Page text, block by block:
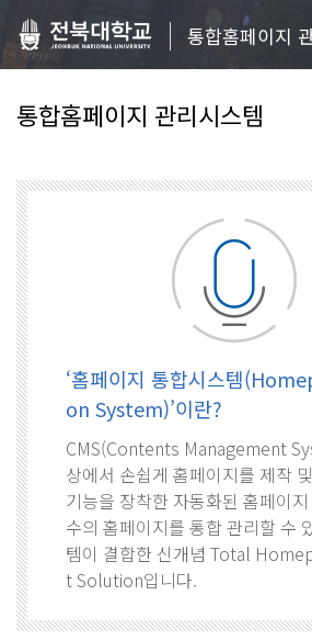
통합홈페이지
통합홈페이지 관리시스템
‘홈페이지 통합시스템
on System)’이란?
CMS(Contents Management
상에서 손쉽게 홈페이지를 제작
기능을 장착한 자동화된 홈페이
수의 홈페이지를 통합 관리할 수
템이 결합한 신개념 Total
t Solution입니다.